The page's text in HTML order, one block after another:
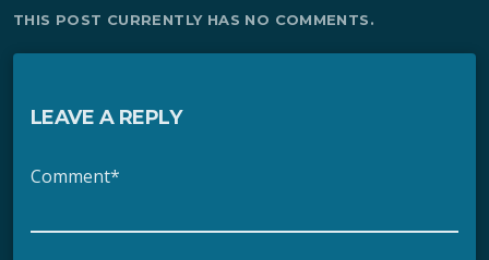
THIS POST CURRENTLY HAS NO COMMENTS.
LEAVE A REPLY
Comment*